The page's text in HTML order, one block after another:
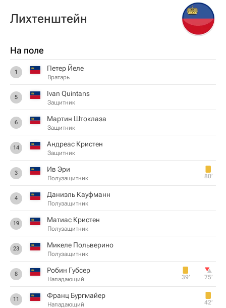
Лихтенштейн
На поле
1 Петер Йеле
Вратарь
5 Ivan Quintans
Защитник
6 Мартин Штоклаза
Защитник
14 Андреас Кристен
Защитник
3 Ив Эри
Полузащитник 80‎’‎
4 Даниэль Кауфманн
Полузащитник
19 Матиас Кристен
Полузащитник
23 Микеле Польверино
Полузащитник
8 Робин Губсер
Нападающий 39‎’‎ 75‎’‎
11 Франц Бургмайер
Нападающий 42‎’‎